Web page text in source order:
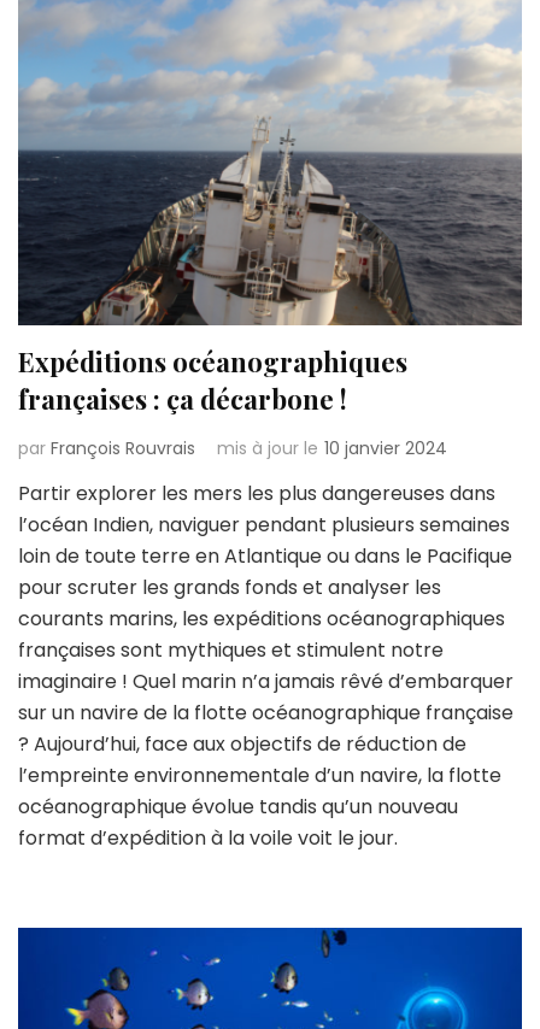
Expéditions océanographiques
françaises : ça décarbone !
par François Rouvrais mis à jour le 10 janvier 2024
Partir explorer les mers les plus dangereuses dans
l’océan Indien, naviguer pendant plusieurs semaines
loin de toute terre en Atlantique ou dans le Pacifique
pour scruter les grands fonds et analyser les
courants marins, les expéditions océanographiques
françaises sont mythiques et stimulent notre
imaginaire ! Quel marin n’a jamais rêvé d’embarquer
sur un navire de la flotte océanographique française
? Aujourd’hui, face aux objectifs de réduction de
l’empreinte environnementale d’un navire, la flotte
océanographique évolue tandis qu’un nouveau
format d’expédition à la voile voit le jour.